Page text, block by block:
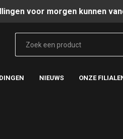
voor morgen kunnen
NIEUWS ONZE